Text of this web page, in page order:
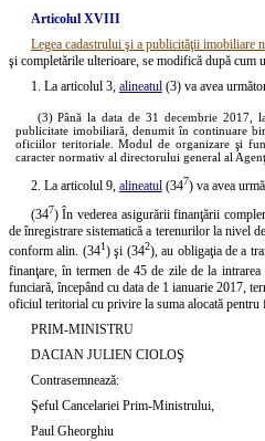
Articolul XVIII
Legea cadastrului şi a publicităţii imobiliare
şi completările ulterioare, se modifică după cum
1. La articolul 3, alineatul (3) va avea
(3) Până la data de 31 decembrie 2017,
publicitate imobiliară, denumit în continuare
oficiilor teritoriale. Modul de organizare şi
caracter normativ al directorului general al
2. La articolul 9, alineatul (347) va avea
(347) În vederea asigurării finanţării
de înregistrare sistematică a terenurilor la nivel
conform alin. (341) şi (342), au obligaţia de a
finanţare, în termen de 45 de zile de la
funciară, începând cu data de 1 ianuarie 2017,
oficiul teritorial cu privire la suma alocată
PRIM-MINISTRU
DACIAN JULIEN CIOLOŞ
Contrasemnează:
Şeful Cancelariei Prim-Ministrului,
Paul Gheorghiu